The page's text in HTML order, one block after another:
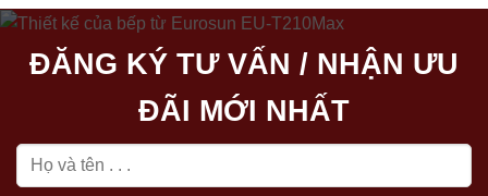
6.450.000₫.
ĐĂNG KÝ TƯ VẤN / NHẬN ƯU
ĐÃI MỚI NHẤT